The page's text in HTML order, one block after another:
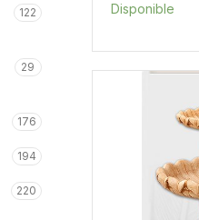
122
29
176
194
220
Disponible